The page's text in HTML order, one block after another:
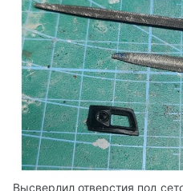
Высверлил отверстия под